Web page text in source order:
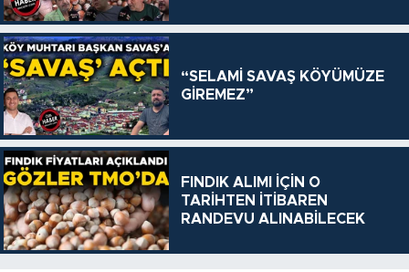
“SELAMİ SAVAŞ KÖYÜMÜZE
GİREMEZ”
FINDIK ALIMI İÇİN O
TARİHTEN İTİBAREN
RANDEVU ALINABİLECEK